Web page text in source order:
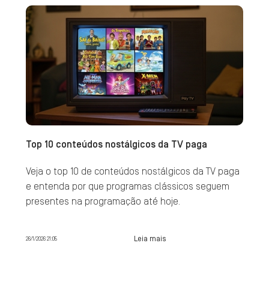
Top 10 conteúdos nostálgicos da TV paga
Veja o top 10 de conteúdos nostálgicos da TV paga
e entenda por que programas clássicos seguem
presentes na programação até hoje.
26/1/2026 21:05 Leia mais